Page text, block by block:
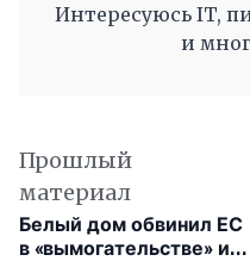
Интересуюсь IT,
и
Прошлый
материал
Белый дом обвинил ЕС
в «вымогательстве» из-